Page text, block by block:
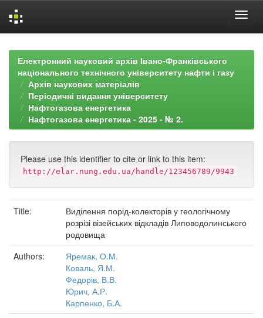
navigationЕлектронний науковий архів Івано-Франківського
національного технічного університету нафти і газу
Архів наукових матеріалів
Періодичні видання університету
Нафтогазова енергетика
Нафтогазова енергетика - 2025 - № 2.
Please use this identifier to cite or link to this item:
http://elar.nung.edu.ua/handle/123456789/9943
Title:
Виділення порід-колекторів у геологічному
розрізі візейських відкладів Липоводолинського
родовища
Authors:
Яремак, О.М.
Коваль, Я.М.
Федорів, В.В.
Юрич, А.Р.
Карпенко, Б.А.